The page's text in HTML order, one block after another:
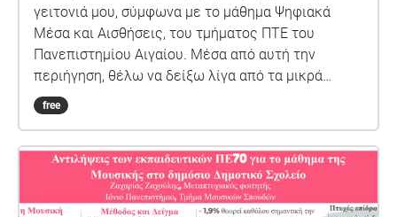
γειτονιά μου, σύμφωνα με το μάθημα Ψηφιακά
Μέσα και Αισθήσεις, του τμήματος ΠΤΕ του
Πανεπιστημίου Αιγαίου. Μέσα από αυτή την
περιήγηση, θέλω να δείξω λίγα από τα μικρά
χαρακτηριστικά της γειτονιάς που την κάνουν να
ξεχωρίζει και της προσδίδουν τον δικό της
free